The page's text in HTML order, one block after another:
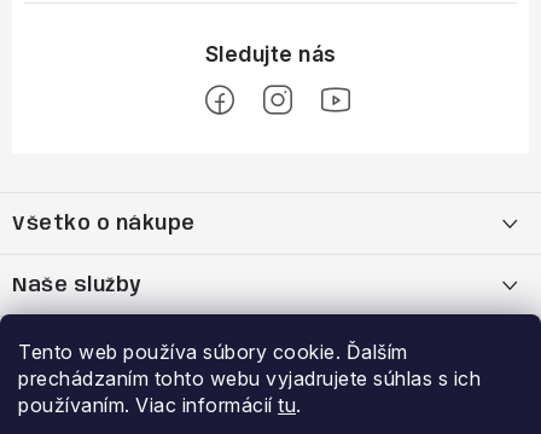
Tento web používa súbory cookie. Ďalším
prechádzaním tohto webu vyjadrujete súhlas s ich
používaním. Viac informácií tu.
p
ä
t
Všetko o nákupe
OBCHODNÉ PODMIENKY
Naše služby
Bootfitting - Tvarovanie Lyžiarok v Nitre
Výhody a zľavy
Garancia najnižšej ceny
Prihlásenie